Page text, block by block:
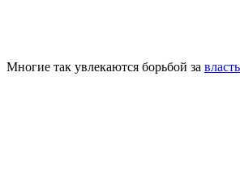
Многие так увлекаются борьбой за власть